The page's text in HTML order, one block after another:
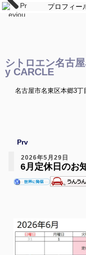
Pr
eviou
シトロエン名古
y CARCLE
名古屋市名東区本郷3
Prv
2026年5月29日
6月定休日のお